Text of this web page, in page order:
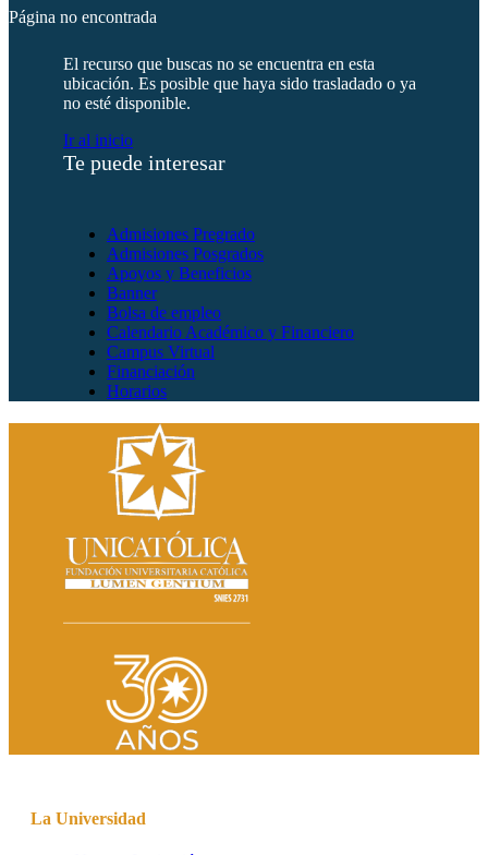
Página no encontrada
El recurso que buscas no se encuentra en esta
ubicación. Es posible que haya sido trasladado o ya
no esté disponible.
Ir al inicio
Te puede interesar
Admisiones Pregrado
Admisiones Posgrados
Apoyos y Beneficios
Banner
Bolsa de empleo
Calendario Académico y Financiero
Campus Virtual
Financiación
Horarios
La Universidad